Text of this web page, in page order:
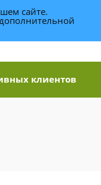
+7 (989) 95-14-014
клиентов
сайте.